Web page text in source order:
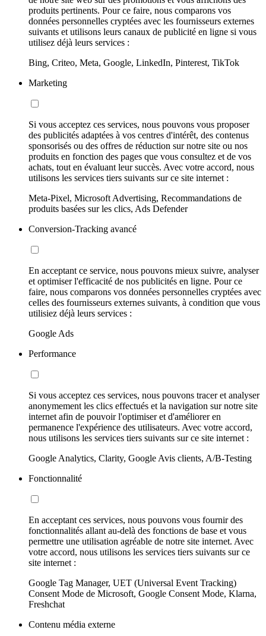
produits pertinents. Pour ce faire, nous comparons vos
données personnelles cryptées avec les fournisseurs externes
suivants et utilisons leurs canaux de publicité en ligne si vous
utilisez déjà leurs services :
Bing, Criteo, Meta, Google, LinkedIn, Pinterest, TikTok
Marketing
Si vous acceptez ces services, nous pouvons vous proposer
des publicités adaptées à vos centres d'intérêt, des contenus
sponsorisés ou des offres de réduction sur notre site ou nos
produits en fonction des pages que vous consultez et de vos
achats, tout en évaluant leur succès. Avec votre accord, nous
utilisons les services tiers suivants sur ce site internet :
Meta-Pixel, Microsoft Advertising, Recommandations de
produits basées sur les clics, Ads Defender
Conversion-Tracking avancé
En acceptant ce service, nous pouvons mieux suivre, analyser
et optimiser l'efficacité de nos publicités en ligne. Pour ce
faire, nous comparons vos données personnelles cryptées avec
celles des fournisseurs externes suivants, à condition que vous
utilisiez déjà leurs services :
Google Ads
Performance
Si vous acceptez ces services, nous pouvons tracer et analyser
anonymement les clics effectués et la navigation sur notre site
internet afin de pouvoir l'optimiser et d'améliorer en
permanence l'expérience des utilisateurs. Avec votre accord,
nous utilisons les services tiers suivants sur ce site internet :
Google Analytics, Clarity, Google Avis clients, A/B-Testing
Fonctionnalité
En acceptant ces services, nous pouvons vous fournir des
fonctionnalités allant au-delà des fonctions de base et vous
permettre une utilisation agréable de notre site internet. Avec
votre accord, nous utilisons les services tiers suivants sur ce
site internet :
Google Tag Manager, UET (Universal Event Tracking)
Consent Mode de Microsoft, Google Consent Mode, Klarna,
Freshchat
Contenu média externe